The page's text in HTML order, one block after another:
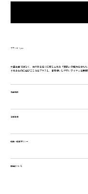
ブランド：yao
大量生産ではなく、作り手を近くに感じられる「民芸」の魅力を伝え
されるものに遊びごころをプラスし、日常使いしやすいアイテムを展開
商品情報
注意事項
返品・返金ポリシー
配送について